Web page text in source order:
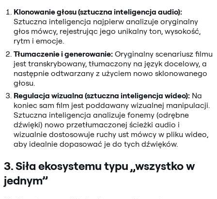
Klonowanie głosu (sztuczna inteligencja audio):
Sztuczna inteligencja najpierw analizuje oryginalny
głos mówcy, rejestrując jego unikalny ton, wysokość,
rytm i emocje.
Tłumaczenie i generowanie: Oryginalny scenariusz filmu
jest transkrybowany, tłumaczony na język docelowy, a
następnie odtwarzany z użyciem nowo sklonowanego
głosu.
Regulacja wizualna (sztuczna inteligencja wideo): Na
koniec sam film jest poddawany wizualnej manipulacji.
Sztuczna inteligencja analizuje fonemy (odrębne
dźwięki) nowo przetłumaczonej ścieżki audio i
wizualnie dostosowuje ruchy ust mówcy w pliku wideo,
aby idealnie dopasować je do tych dźwięków.
3. Siła ekosystemu typu „wszystko w
jednym”